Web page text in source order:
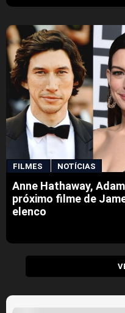
FILMES NOTÍCIAS
Anne Hathaway,
próximo filme de
elenco